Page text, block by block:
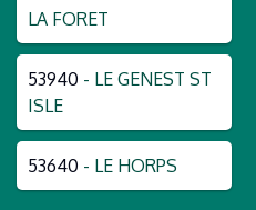
LA FORET
53940 - LE GENEST ST
ISLE
53640 - LE HORPS